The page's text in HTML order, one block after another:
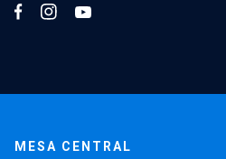
MESA CENTRAL